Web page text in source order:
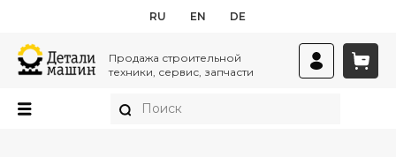
RU EN DE
Продажа строительной
техники, сервис, запчасти